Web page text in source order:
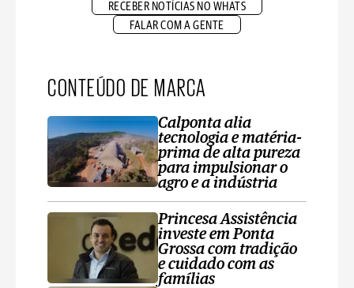
RECEBER NOTÍCIAS NO WHATS
FALAR COM A GENTE
CONTEÚDO DE MARCA
Calponta alia
tecnologia e matéria-
prima de alta pureza
para impulsionar o
agro e a indústria
Princesa Assistência
investe em Ponta
Grossa com tradição
e cuidado com as
famílias